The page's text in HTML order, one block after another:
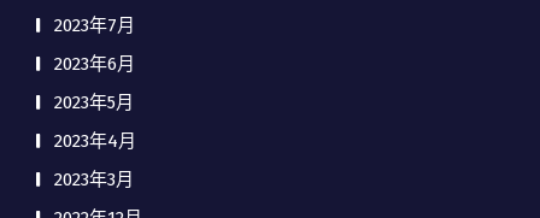
2023年7月
2023年6月
2023年5月
2023年4月
2023年3月